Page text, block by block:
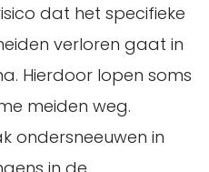
dat het specifieke
verloren gaat in
Hierdoor lopen soms
meiden weg.
ondersneeuwen in